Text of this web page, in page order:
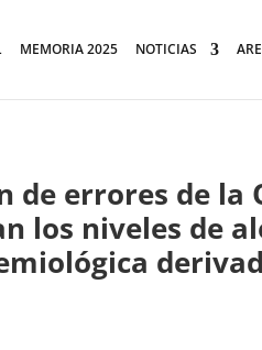
MEMORIA 2025 NOTICIAS
de errores de la
los niveles de